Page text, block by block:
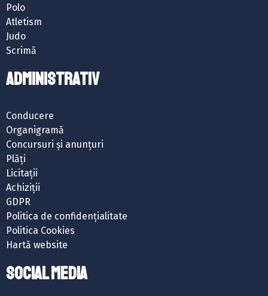
Polo
Atletism
Judo
Scrimă
ADMINISTRATIV
Conducere
Organigramă
Concursuri și anunțuri
Plăți
Licitații
Achiziții
GDPR
Politica de confidențialitate
Politica Cookies
Hartă website
SOCIAL MEDIA